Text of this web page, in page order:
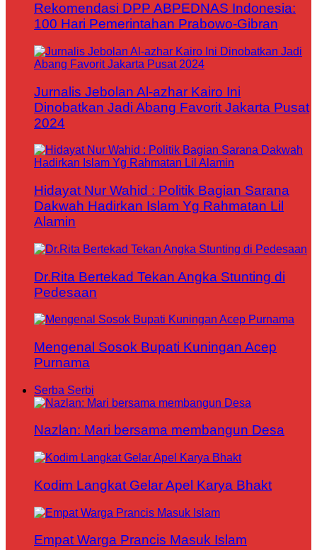
Rekomendasi DPP ABPEDNAS Indonesia:
100 Hari Pemerintahan Prabowo-Gibran
Jurnalis Jebolan Al-azhar Kairo Ini
Dinobatkan Jadi Abang Favorit Jakarta Pusat
2024
Hidayat Nur Wahid : Politik Bagian Sarana
Dakwah Hadirkan Islam Yg Rahmatan Lil
Alamin
Dr.Rita Bertekad Tekan Angka Stunting di
Pedesaan
Mengenal Sosok Bupati Kuningan Acep
Purnama
Serba Serbi
Nazlan: Mari bersama membangun Desa
Kodim Langkat Gelar Apel Karya Bhakt
Empat Warga Prancis Masuk Islam